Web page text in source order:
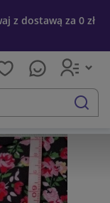
z dostawą za 0 zł
szukaj